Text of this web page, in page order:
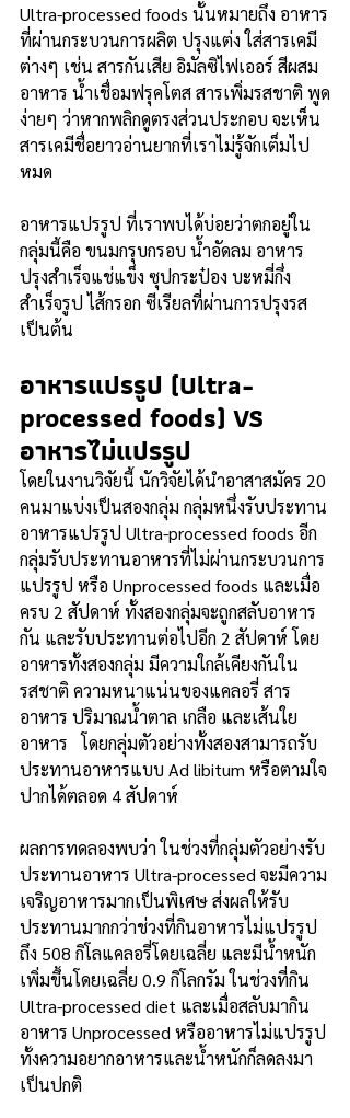
Ultra-processed foods นั้นหมายถึง อาหาร
ที่ผ่านกระบวนการผลิต ปรุงแต่ง ใส่สารเคมี
ต่างๆ เช่น สารกันเสีย อิมัลซิไฟเออร์ สีผสม
อาหาร น้ำเชื่อมฟรุคโตส สารเพิ่มรสชาติ พูด
ง่ายๆ ว่าหากพลิกดูตรงส่วนประกอบ จะเห็น
สารเคมีชื่อยาวอ่านยากที่เราไม่รู้จักเต็มไป
หมด
อาหารแปรรูป ที่เราพบได้บ่อยว่าตกอยู่ใน
กลุ่มนี้คือ ขนมกรุบกรอบ น้ำอัดลม อาหาร
ปรุงสำเร็จแช่แข็ง ซุปกระป๋อง บะหมี่กึ่ง
สำเร็จรูป ไส้กรอก ซีเรียลที่ผ่านการปรุงรส
เป็นต้น
อาหารแปรรูป (Ultra-
processed foods) VS
อาหารไม่แปรรูป
โดยในงานวิจัยนี้ นักวิจัยได้นำอาสาสมัคร 20
คนมาแบ่งเป็นสองกลุ่ม กลุ่มหนึ่งรับประทาน
อาหารแปรรูป Ultra-processed foods อีก
กลุ่มรับประทานอาหารที่ไม่ผ่านกระบวนการ
แปรรูป หรือ Unprocessed foods และเมื่อ
ครบ 2 สัปดาห์ ทั้งสองกลุ่มจะถูกสลับอาหาร
กัน และรับประทานต่อไปอีก 2 สัปดาห์ โดย
อาหารทั้งสองกลุ่ม มีความใกล้เคียงกันใน
รสชาติ ความหนาแน่นของแคลอรี่ สาร
อาหาร ปริมาณน้ำตาล เกลือ และเส้นใย
อาหาร   โดยกลุ่มตัวอย่างทั้งสองสามารถรับ
ประทานอาหารแบบ Ad libitum หรือตามใจ
ปากได้ตลอด 4 สัปดาห์
ผลการทดลองพบว่า ในช่วงที่กลุ่มตัวอย่างรับ
ประทานอาหาร Ultra-processed จะมีความ
เจริญอาหารมากเป็นพิเศษ ส่งผลให้รับ
ประทานมากกว่าช่วงที่กินอาหารไม่แปรรูป
ถึง 508 กิโลแคลอรี่โดยเฉลี่ย และมีน้ำหนัก
เพิ่มขึ้นโดยเฉลี่ย 0.9 กิโลกรัม ในช่วงที่กิน
Ultra-processed diet และเมื่อสลับมากิน
อาหาร Unprocessed หรืออาหารไม่แปรรูป
ทั้งความอยากอาหารและน้ำหนักก็ลดลงมา
เป็นปกติ